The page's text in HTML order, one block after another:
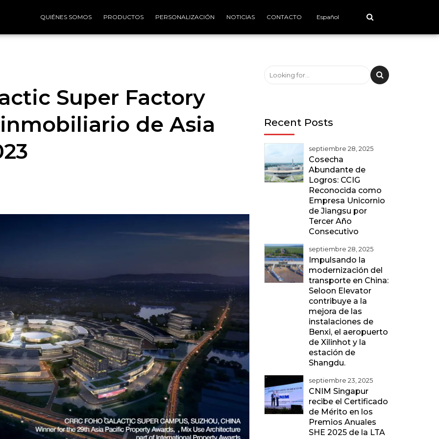
QUIÉNES SOMOS PRODUCTOS PERSONALIZACIÓN NOTICIAS CONTACTO Español
Super Factory
de Asia
Recent Posts
septiembre 28, 2025
Cosecha
Abundante de
Logros: CCIG
Reconocida como
Empresa Unicornio
de Jiangsu por
Tercer Año
Consecutivo
septiembre 28, 2025
Impulsando la
modernización del
transporte en China:
Seloon Elevator
contribuye a la
mejora de las
instalaciones de
Benxi, el aeropuerto
de Xilinhot y la
estación de
Shangdu.
septiembre 23, 2025
CNIM Singapur
recibe el Certificado
de Mérito en los
Premios Anuales
SHE 2025 de la LTA